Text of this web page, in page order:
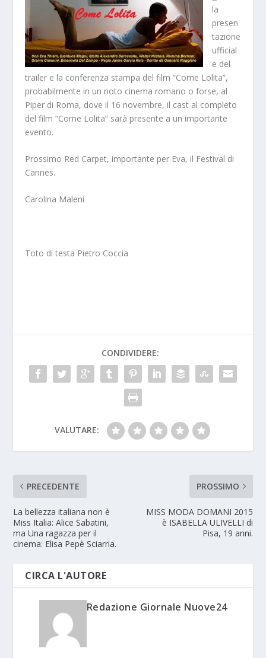
la
presen
tazione
ufficial
e del
trailer e la conferenza stampa del film “Come Lolita”,
probabilmente in un noto cinema romano o forse, al
Piper di Roma, dove il 16 novembre, il cast al completo
del film “Come Lolita” sarà presente a un importante
evento.
Prossimo Red Carpet, importante per Eva, il Festival di
Cannes.
Carolina Maleni
Toto di testa Pietro Coccia
CONDIVIDERE:
VALUTARE:
PRECEDENTE
La bellezza italiana non è
Miss Italia: Alice Sabatini,
ma Una ragazza per il
cinema: Elisa Pepè Sciarria.
PROSSIMO
MISS MODA DOMANI 2015
è ISABELLA ULIVELLI di
Pisa, 19 anni.
CIRCA L'AUTORE
Redazione Giornale Nuove24